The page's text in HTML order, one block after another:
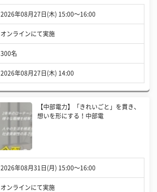
2026年08月27日(木) 15:00〜16:00
オンラインにて実施
300名
2026年08月27日(木) 14:00
【中部電力】「きれいごと」を貫き、
想いを形にする！中部電
2026年08月31日(月) 15:00〜16:00
オンラインにて実施